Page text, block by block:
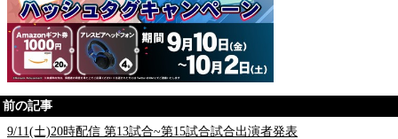
前の記事
9/11(土)20時配信 第13試合~第15試合試合出演者発表